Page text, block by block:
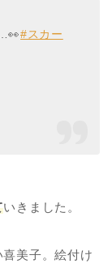
#スカー
いきました。
美子。絵付け